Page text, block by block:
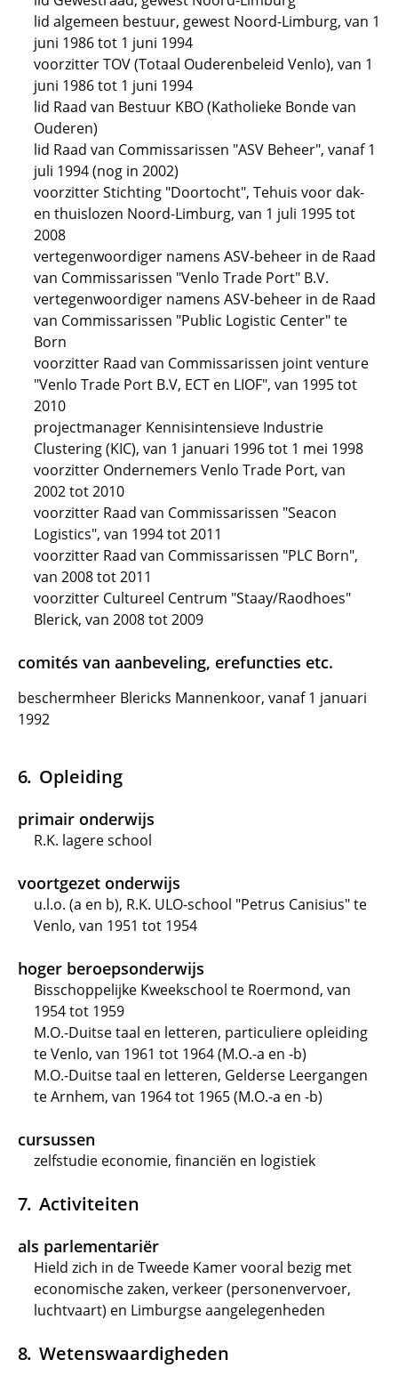
lid algemeen bestuur, gewest Noord-Limburg, van 1
juni 1986 tot 1 juni 1994
voorzitter TOV (Totaal Ouderenbeleid Venlo), van 1
juni 1986 tot 1 juni 1994
lid Raad van Bestuur KBO (Katholieke Bonde van
Ouderen)
lid Raad van Commissarissen "ASV Beheer", vanaf 1
juli 1994 (nog in 2002)
voorzitter Stichting "Doortocht", Tehuis voor dak-
en thuislozen Noord-Limburg, van 1 juli 1995 tot
2008
vertegenwoordiger namens ASV-beheer in de Raad
van Commissarissen "Venlo Trade Port" B.V.
vertegenwoordiger namens ASV-beheer in de Raad
van Commissarissen "Public Logistic Center" te
Born
voorzitter Raad van Commissarissen joint venture
"Venlo Trade Port B.V, ECT en LIOF", van 1995 tot
2010
projectmanager Kennisintensieve Industrie
Clustering (KIC), van 1 januari 1996 tot 1 mei 1998
voorzitter Ondernemers Venlo Trade Port, van
2002 tot 2010
voorzitter Raad van Commissarissen "Seacon
Logistics", van 1994 tot 2011
voorzitter Raad van Commissarissen "PLC Born",
van 2008 tot 2011
voorzitter Cultureel Centrum "Staay/Raodhoes"
Blerick, van 2008 tot 2009
comités van aanbeveling, erefuncties etc.
beschermheer Blericks Mannenkoor, vanaf 1 januari
1992
Opleiding
primair onderwijs
R.K. lagere school
voortgezet onderwijs
u.l.o. (a en b), R.K. ULO-school "Petrus Canisius" te
Venlo, van 1951 tot 1954
hoger beroepsonderwijs
Bisschoppelijke Kweekschool te Roermond, van
1954 tot 1959
M.O.-Duitse taal en letteren, particuliere opleiding
te Venlo, van 1961 tot 1964 (M.O.-a en -b)
M.O.-Duitse taal en letteren, Gelderse Leergangen
te Arnhem, van 1964 tot 1965 (M.O.-a en -b)
cursussen
zelfstudie economie, financiën en logistiek
Activiteiten
als parlementariër
Hield zich in de Tweede Kamer vooral bezig met
economische zaken, verkeer (personenvervoer,
luchtvaart) en Limburgse aangelegenheden
Wetenswaardigheden